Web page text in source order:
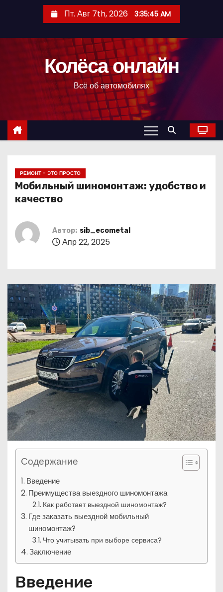
с
Пт. Авг 7th, 2026 3:35:45 AM
Колёса онлайн
Всё об автомобилях
РЕМОНТ - ЭТО ПРОСТО
Мобильный шиномонтаж: удобство и
качество
Автор: sib_ecometal
Апр 22, 2025
Содержание
Введение
Преимущества выездного шиномонтажа
Как работает выездной шиномонтаж?
Где заказать выездной мобильный
шиномонтаж?
Что учитывать при выборе сервиса?
Заключение
Введение